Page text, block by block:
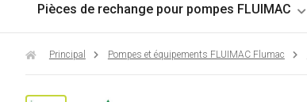
Pièces de rechange pour pompes FLUIMAC
Principal Pompes et équipements FLUIMAC Flumac